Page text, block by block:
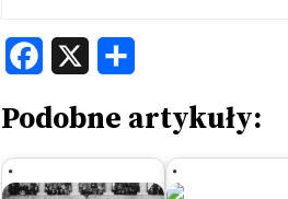
Facebook
Podobne artykuły: